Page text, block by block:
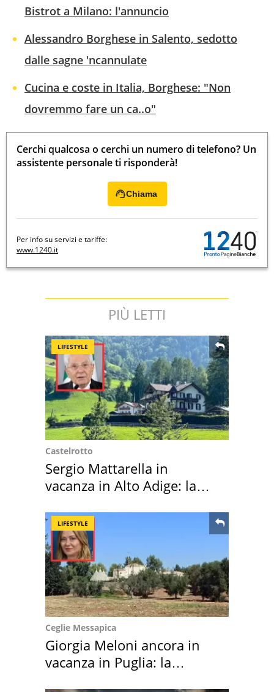
Bistrot a Milano: l'annuncio
Alessandro Borghese in Salento, sedotto
dalle sagne 'ncannulate
Cucina e coste in Italia, Borghese: "Non
dovremmo fare un ca..o"
Cerchi qualcosa o cerchi un numero di telefono? Un
assistente personale ti risponderà!
Chiama
Per info su servizi e tariffe:
www.1240.it
PIÙ LETTI
LIFESTYLE
Castelrotto
Sergio Mattarella in
vacanza in Alto Adige: la
LIFESTYLE
Ceglie Messapica
Giorgia Meloni ancora in
vacanza in Puglia: la